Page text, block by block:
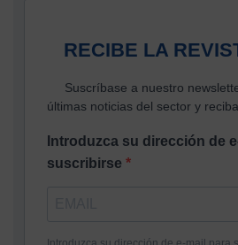
RECIBE LA
Suscríbase a nuestro
últimas noticias del sector y
Introduzca su dirección de
suscribirse